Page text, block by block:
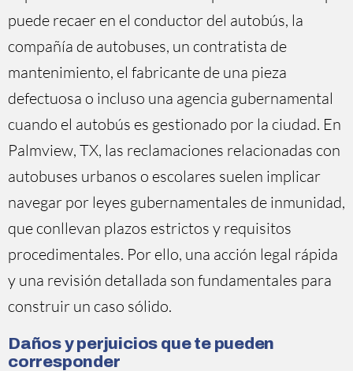
puede recaer en el conductor del autobús, la
compañía de autobuses, un contratista de
mantenimiento, el fabricante de una pieza
defectuosa o incluso una agencia gubernamental
cuando el autobús es gestionado por la ciudad. En
Palmview, TX, las reclamaciones relacionadas con
autobuses urbanos o escolares suelen implicar
navegar por leyes gubernamentales de inmunidad,
que conllevan plazos estrictos y requisitos
procedimentales. Por ello, una acción legal rápida
y una revisión detallada son fundamentales para
construir un caso sólido.
Daños y perjuicios que te pueden
corresponder